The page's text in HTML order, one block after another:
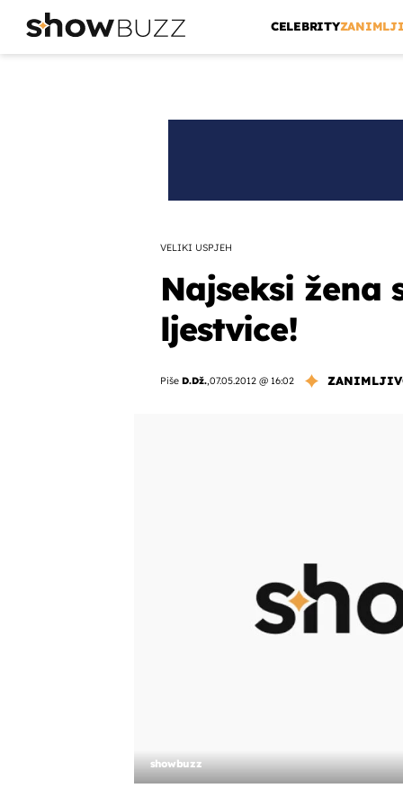
CELEBRITY
VELIKI USPJEH
Najseksi žena
ljestvice!
Piše D.Dž.,07.05.2012 @ 16:02
showbuzz